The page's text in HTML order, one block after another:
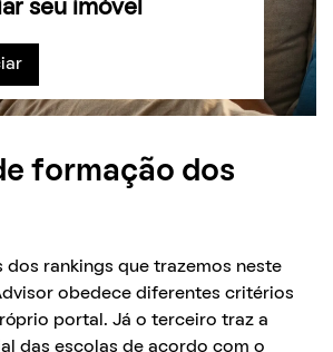
seu imóvel
formação dos
dos rankings que trazemos neste
obedece diferentes critérios
portal. Já o terceiro traz a
das escolas de acordo com o